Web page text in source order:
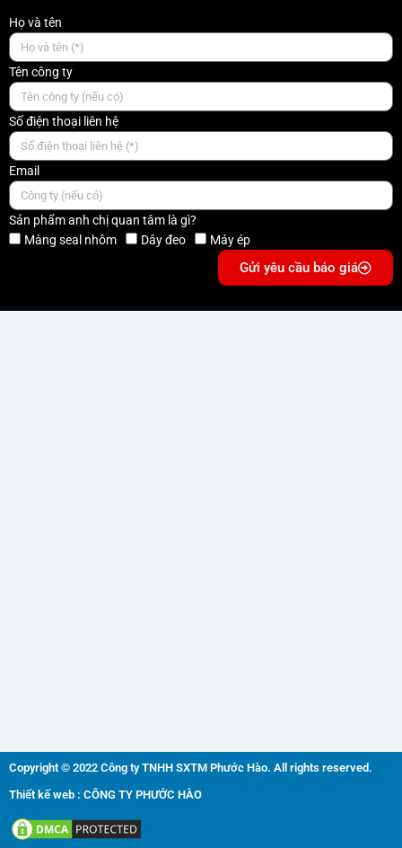
Họ và tên
Tên công ty
Số điện thoại liên hệ
Email
Sản phẩm anh chị quan tâm là gì?
Màng seal nhôm
Dây đeo Máy ép
Gửi yêu cầu báo giá
Copyright © 2022 Công ty TNHH SXTM Phước Hào. All rights reserved.
Thiết kế web : CÔNG TY PHƯỚC HÀO